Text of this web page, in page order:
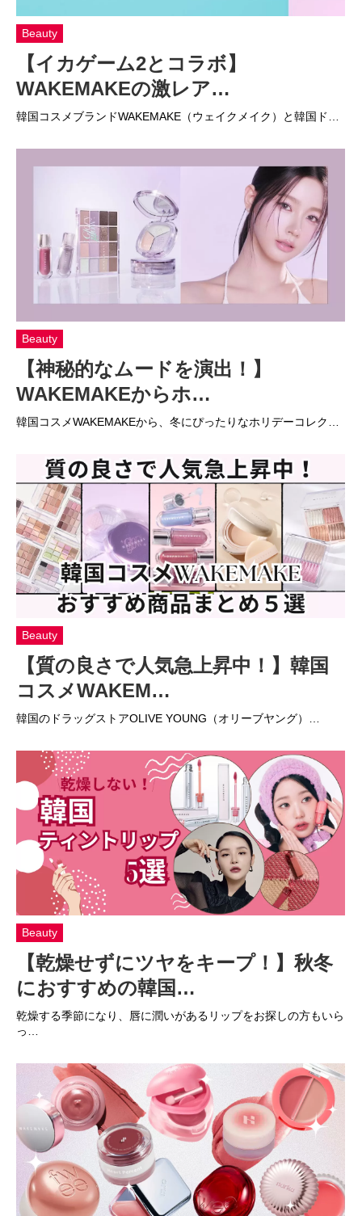
Beauty
【イカゲーム2とコラボ】
WAKEMAKEの激レア…
韓国コスメブランドWAKEMAKE（ウェイクメイク）と韓国ド…
Beauty
【神秘的なムードを演出！】
WAKEMAKEからホ…
韓国コスメWAKEMAKEから、冬にぴったりなホリデーコレク…
Beauty
【質の良さで人気急上昇中！】韓国
コスメWAKEM…
韓国のドラッグストアOLIVE YOUNG（オリーブヤング）…
Beauty
【乾燥せずにツヤをキープ！】秋冬
におすすめの韓国…
乾燥する季節になり、唇に潤いがあるリップをお探しの方もいら
っ…